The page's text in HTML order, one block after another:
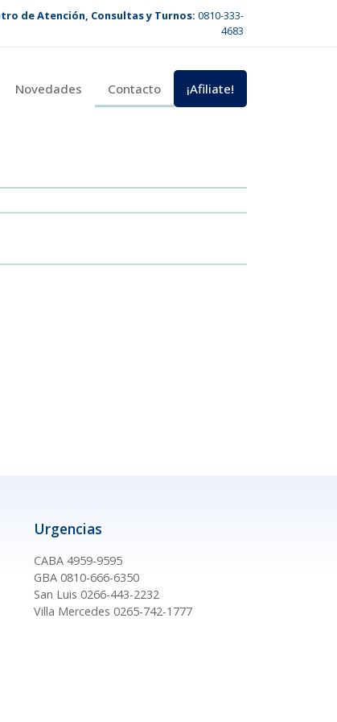
de Atención, Consultas y Turnos: 0810-333-
4683
Novedades Contacto ¡Afiliate!
Urgencias
CABA 4959-9595
GBA 0810-666-6350
San Luis 0266-443-2232
Villa Mercedes 0265-742-1777